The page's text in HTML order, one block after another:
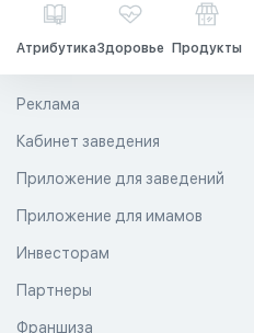
АтрибутикаЗдоровье Продукты
Реклама
Кабинет заведения
Приложение для заведений
Приложение для имамов
Инвесторам
Партнеры
Франшиза